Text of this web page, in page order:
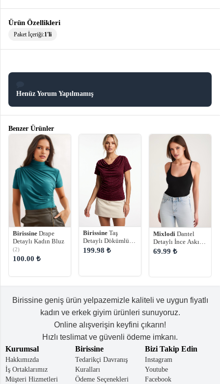
Ürün Özellikleri
Paket İçeriği:1'li
Henüz Yorum Yapılmamış
Benzer Ürünler
Birissine Drape
Detaylı Kadın Bluz
(2)
100.00 ₺
Birissine Taş
Detaylı Dökümlü
Degaje Yaka Kadın
199.98 ₺
Mixlodi Dantel
Detaylı İnce Askılı
Fitilli Atlet
69.99 ₺
Birissine geniş ürün yelpazemizle kaliteli ve uygun fiyatlı
kadın ve erkek giyim ürünleri sunuyoruz.
Online alışverişin keyfini çıkarın!
Hızlı teslimat ve güvenli ödeme imkanı.
Kurumsal
Hakkımızda
İş Ortaklarımız
Müşteri Hizmetleri
Birissine
Tedarikçi Davranış
Kuralları
Ödeme Seçenekleri
Bizi Takip Edin
Instagram
Youtube
Facebook